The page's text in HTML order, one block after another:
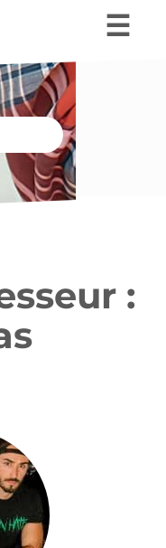
professeurs
des cours
☰
: